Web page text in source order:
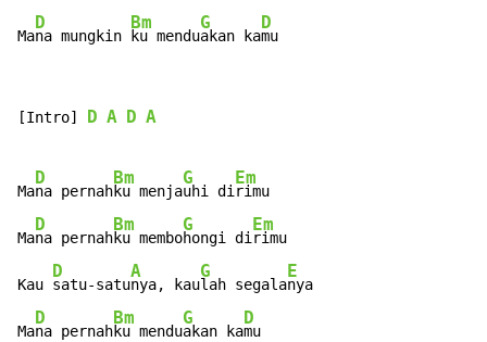
Ma
D
na mungkin
Bm
ku mendu
G
akan ka
D
mu
[Intro] D A D A
Ma
D
na pernah
Bm
ku menja
G
uhi di
Em
rimu
Ma
D
na pernah
Bm
ku membo
G
hongi di
Em
rimu
Kau
D
satu-satu
A
nya, kau
G
lah segala
E
nya
Ma
D
na pernah
Bm
ku mendu
G
akan ka
D
mu